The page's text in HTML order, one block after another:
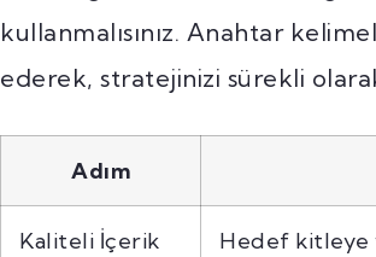
kullanmalısınız. Anahtar
ederek, stratejinizi sürekli
Adım
Kaliteli İçerik
Hedef kitleye